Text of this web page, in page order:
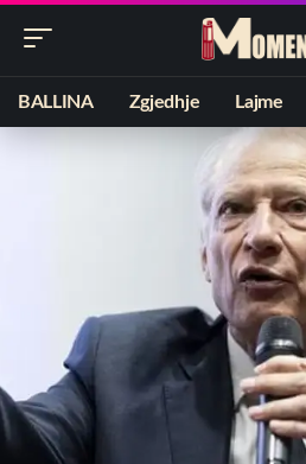
BALLINA Zgjedhje Lajme